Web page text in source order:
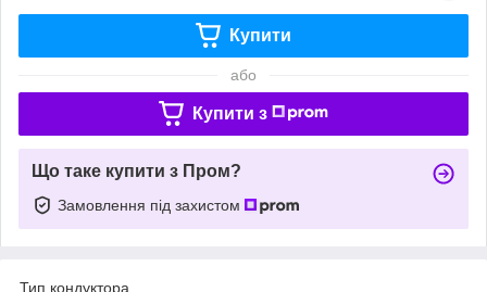
Купити
або
Купити з
Що таке купити з Пром?
Замовлення під захистом
Тип кондуктора